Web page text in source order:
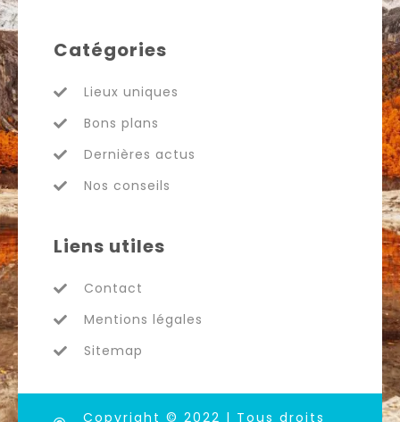
Catégories
Lieux uniques
Bons plans
Dernières actus
Nos conseils
Liens utiles
Contact
Mentions légales
Sitemap
Copyright © 2022 | Tous droits